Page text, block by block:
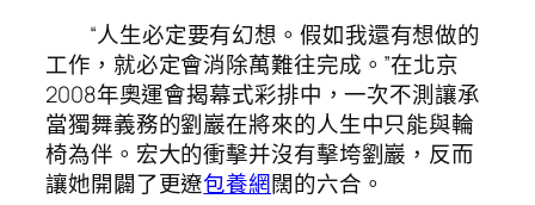
“人生必定要有幻想。假如我還有想做的
工作，就必定會消除萬難往完成。”在北京
2008年奧運會揭幕式彩排中，一次不測讓承
當獨舞義務的劉巖在將來的人生中只能與輪
椅為伴。宏大的衝擊并沒有擊垮劉巖，反而
讓她開闢了更遼包養網闊的六合。